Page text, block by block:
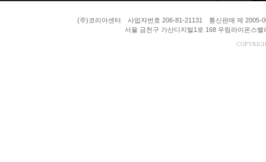
(주)코리아센터 사업자번호 206-81-21131 통신판매 제
서울 금천구 가산디지털1로 168 우림라이온